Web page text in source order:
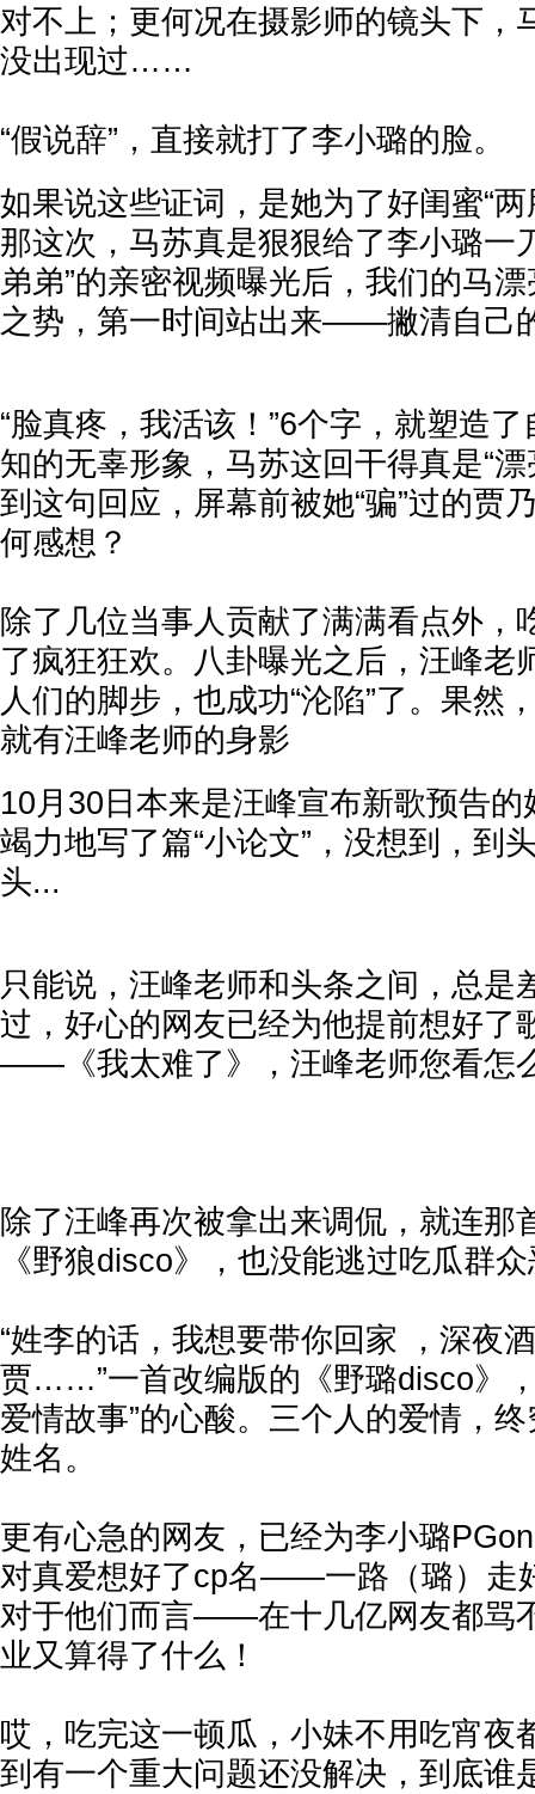
对不上；更何况在摄影师的镜头下，
没出现过……
“假说辞”，直接就打了李小璐的脸。
如果说这些证词，是她为了好闺蜜“
那这次，马苏真是狠狠给了李小璐一
弟弟”的亲密视频曝光后，我们的马
之势，第一时间站出来——撇清自己
“脸真疼，我活该！”6个字，就塑造
知的无辜形象，马苏这回干得真是“
到这句回应，屏幕前被她“骗”过的贾
何感想？
除了几位当事人贡献了满满看点外，
了疯狂狂欢。八卦曝光之后，汪峰老
人们的脚步，也成功“沦陷”了。果然
就有汪峰老师的身影
10月30日本来是汪峰宣布新歌预告
竭力地写了篇“小论文”，没想到，到
头...
只能说，汪峰老师和头条之间，总是
过，好心的网友已经为他提前想好了
——《我太难了》，汪峰老师您看怎
除了汪峰再次被拿出来调侃，就连那
《野狼disco》，也没能逃过吃瓜群众
“姓李的话，我想要带你回家 ，深夜
贾……”一首改编版的《野璐disco》
爱情故事”的心酸。三个人的爱情，
姓名。
更有心急的网友，已经为李小璐
对真爱想好了cp名——一路（璐）走
对于他们而言——在十几亿网友都骂
业又算得了什么！
哎，吃完这一顿瓜，小妹不用吃宵夜
到有一个重大问题还没解决，到底谁